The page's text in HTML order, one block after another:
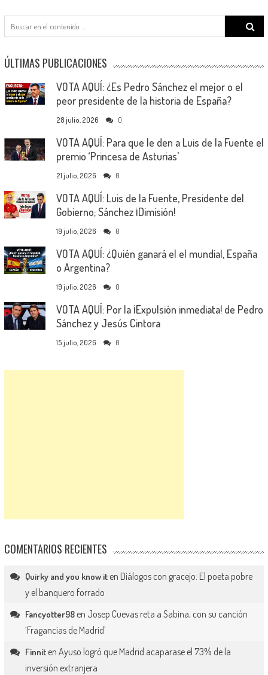
Search
for:
ÚLTIMAS PUBLICACIONES
VOTA AQUÍ: ¿Es Pedro Sánchez el mejor o el
peor presidente de la historia de España?
28 julio, 2026 0
VOTA AQUÍ: Para que le den a Luis de la Fuente el
premio ‘Princesa de Asturias’
21 julio, 2026 0
VOTA AQUÍ: Luis de la Fuente, Presidente del
Gobierno; Sánchez ¡Dimisión!
19 julio, 2026 0
VOTA AQUÍ: ¿Quién ganará el el mundial, España
o Argentina?
19 julio, 2026 0
VOTA AQUÍ: Por la ¡Expulsión inmediata! de Pedro
Sánchez y Jesús Cintora
15 julio, 2026 0
COMENTARIOS RECIENTES
Quirky and you know iten Diálogos con gracejo: El poeta pobre
y el banquero forrado
Fancyotter98en Josep Cuevas reta a Sabina, con su canción
‘Fragancias de Madrid’
Finniten Ayuso logró que Madrid acaparase el 73% de la
inversión extranjera